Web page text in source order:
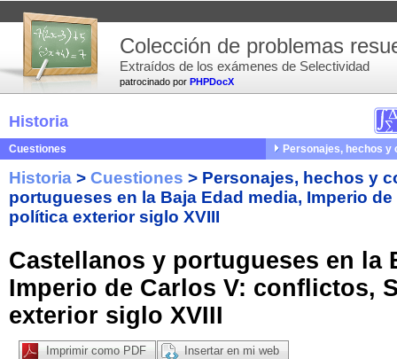
patrocinado por PHPDocX
Colección de problemas
Extraídos de los exámenes de Selectividad
Historia
Cuestiones Personajes, hechos y
Historia > Cuestiones > Personajes, hechos y
portugueses en la Baja Edad media, Imperio
política exterior siglo XVIII
Castellanos y portugueses en la
Imperio de Carlos V: conflictos,
exterior siglo XVIII
Imprimir como PDF Insertar en mi web